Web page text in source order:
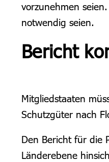
vorzunehmen
notwendig seien.
Bericht
Mitgliedstaaten
Schutzgüter nach
Den Bericht für die
Länderebene